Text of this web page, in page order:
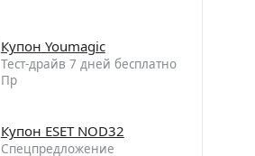
Купон Youmagic
Тест-драйв 7 дней бесплатно
Пр
Купон ESET NOD32
Спецпредложение